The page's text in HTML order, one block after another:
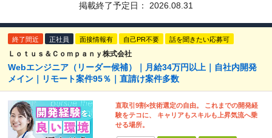
掲載終了予定日： 2026.08.31
終了間近 正社員 面接情報有 自己PR不要 話を聞きたい応募可
Ｌｏｔｕｓ＆Ｃｏｍｐａｎｙ株式会社
Webエンジニア（リーダー候補）｜月給34万円以上｜自社内開発
メイン｜リモート案件95％｜直請け案件多数
直取引9割×技術選定の自由。 これまでの開発経
験をテコに、 キャリアもスキルも上昇気流へ乗
せる場所。